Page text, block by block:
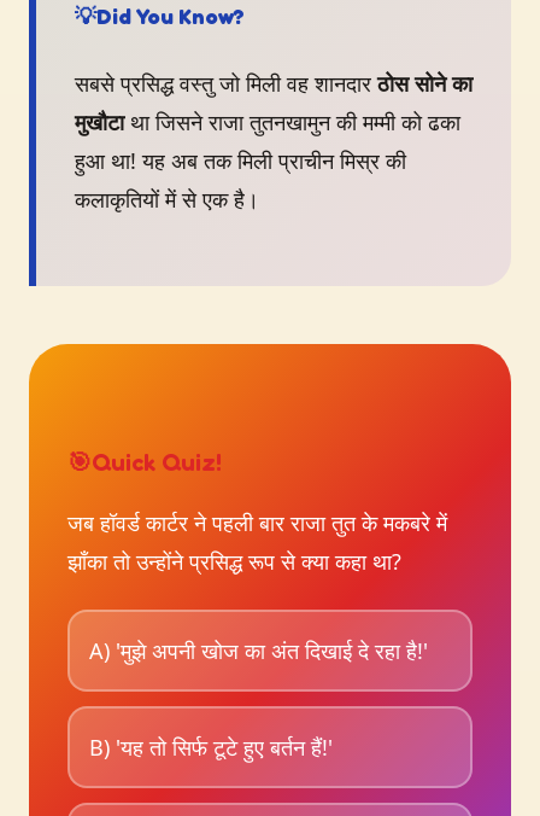
💡Did You Know?
सबसे प्रसिद्ध वस्तु जो मिली वह शानदारठोस सोने का
मुखौटाथा जिसने राजा तुतनखामुन की मम्मी को ढका
हुआ था! यह अब तक मिली प्राचीन मिस्र की
कलाकृतियों में से एक है।
🎯Quick Quiz!
जब हॉवर्ड कार्टर ने पहली बार राजा तुत के मकबरे में
झाँका तो उन्होंने प्रसिद्ध रूप से क्या कहा था?
A) 'मुझे अपनी खोज का अंत दिखाई दे रहा है!'
B) 'यह तो सिर्फ टूटे हुए बर्तन हैं!'